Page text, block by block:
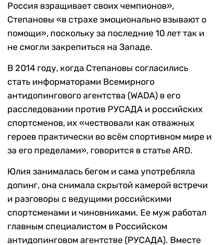
Россия взращивает своих чемпионов»,
Степановы «в страхе эмоционально взывают о
помощи», поскольку за последние 10 лет так и
не смогли закрепиться на Западе.
В 2014 году, когда Степановы согласились
стать информаторами Всемирного
антидопингового агентства (WADA) в его
расследовании против РУСАДА и российских
спортсменов, их «чествовали как отважных
героев практически во всём спортивном мире и
за его пределами», говорится в статье ARD.
Юлия занималась бегом и сама употребляла
допинг, она снимала скрытой камерой встречи
и разговоры с ведущими российскими
спортсменами и чиновниками. Ее муж работал
главным специалистом в Российском
антидопинговом агентстве (РУСАДА). Вместе